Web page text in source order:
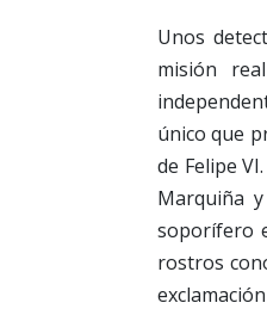
Unos
misión
único que
de Felipe
Marquiña
soporífero
rostros